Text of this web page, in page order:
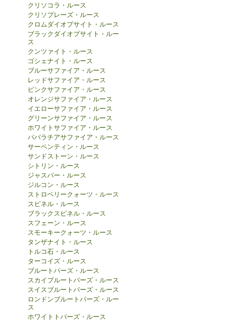
クリソコラ・ルース
クリソプレーズ・ルース
クロムダイオプサイト・ルース
ブラックダイオプサイト・ルー
ス
クンツァイト・ルース
ゴシェナイト・ルース
ブルーサファイア・ルース
レッドサファイア・ルース
ピンクサファイア・ルース
オレンジサファイア・ルース
イエローサファイア・ルース
グリーンサファイア・ルース
ホワイトサファイア・ルース
パパラチアサファイア・ルース
サーペンティン・ルース
サンドストーン・ルース
シトリン・ルース
ジャスパー・ルース
ジルコン・ルース
ストロベリークォーツ・ルース
スピネル・ルース
ブラックスピネル・ルース
スフェーン・ルース
スモーキークォーツ・ルース
タンザナイト・ルース
トルコ石・ルース
ターコイズ・ルース
ブルートパーズ・ルース
スカイブルートパーズ・ルース
スイスブルートパーズ・ルース
ロンドンブルートパーズ・ルー
ス
ホワイトトパーズ・ルース